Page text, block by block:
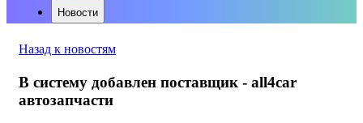
Новости
Назад к новостям
В систему добавлен поставщик - all4car
автозапчасти